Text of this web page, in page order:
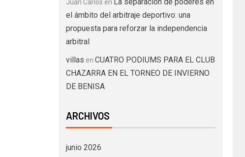
Juan Carlos en
el ámbito del arbitraje deportivo: una
propuesta para reforzar la independencia
arbitral
villas en CUATRO PODIUMS PARA EL CLUB
CHAZARRA EN EL TORNEO DE INVIERNO
DE BENISA
ARCHIVOS
junio 2026